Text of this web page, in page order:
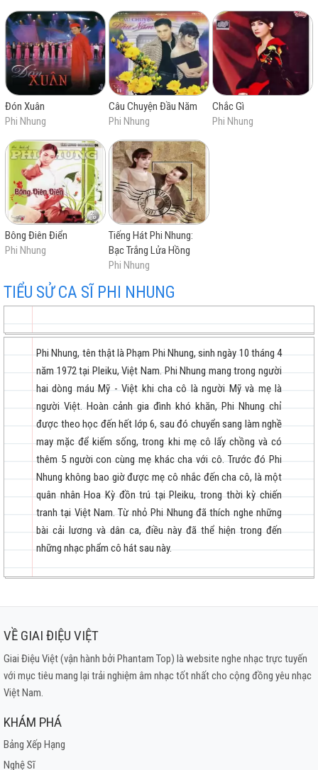
Mưa rừng
Sầu cố đô
Sài Gòn nhớ em
Ngũ hành 5 cụm núi quê hương
Ba tháng tạ từ
Khóc thầm
Chuyện tình hoa muống biển
Biển Tuyết
Đêm nhớ người tình
Những đồi hoa sim
Lời người ra đi
Ngày đá đơm bông
Giận hờn 2
Hồn trinh nữ
Tàu đêm năm cũ
Gõ cửa
Cánh hoa rừng
Xuân này con không về
Chuyện tình quán bên hồ
Tình ca chim đa đa
Xa người mình yêu
Cho anh hát lý duyên tình
Đôi mắt người xưa
Rồi 20 năm sau
Duyên kiếp
Bông Điên Điển
Đường về khuya
Đón Xuân
Phi Nhung
Câu Chuyện Đầu Năm
Phi Nhung
Chắc Gì
Phi Nhung
Bông Điên Điển
Phi Nhung
Tiếng Hát Phi Nhung:
Bạc Trắng Lửa Hồng
Phi Nhung
TIỂU SỬ CA SĨ PHI NHUNG
Phi Nhung, tên thật là Phạm Phi Nhung, sinh ngày 10 tháng 4
năm 1972 tại Pleiku, Việt Nam. Phi Nhung mang trong người
hai dòng máu Mỹ - Việt khi cha cô là người Mỹ và mẹ là
người Việt. Hoàn cảnh gia đình khó khăn, Phi Nhung chỉ
được theo học đến hết lớp 6, sau đó chuyển sang làm nghề
may mặc để kiếm sống, trong khi mẹ cô lấy chồng và có
thêm 5 người con cùng mẹ khác cha với cô. Trước đó Phi
Nhung không bao giờ được mẹ cô nhắc đến cha cô, là một
quân nhân Hoa Kỳ đồn trú tại Pleiku, trong thời kỳ chiến
tranh tại Việt Nam. Từ nhỏ Phi Nhung đã thích nghe những
bài cải lương và dân ca, điều này đã thể hiện trong đến
những nhạc phẩm cô hát sau này.
VỀ GIAI ĐIỆU VIỆT
Giai Điệu Việt (vận hành bởi Phantam Top) là website nghe nhạc trực tuyến
với mục tiêu mang lại trải nghiệm âm nhạc tốt nhất cho cộng đồng yêu nhạc
Việt Nam.
KHÁM PHÁ
Bảng Xếp Hạng
Nghệ Sĩ